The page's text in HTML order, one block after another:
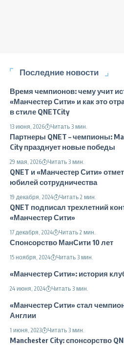
Последние новости
Время чемпионов: чему учит
«Манчестер Сити» и как это
в стиле QNETCity
13 июня, 2026 Читать 3 мин.
Партнеры QNET – чемпионы:
City празднует новые победы
29 мая, 2026 Читать 3 мин.
QNET и «Манчестер Сити»
юбилей сотрудничества
19 декабря, 2024 Читать 2 мин.
QNET подписал трехлетний
«Манчестер Сити»
17 декабря, 2024 Читать 2 мин.
Спонсорство МанСити 10 лет
15 ноября, 2024 Читать 3 мин.
«Манчестер Сити»: история
24 июня, 2024 Читать 3 мин.
«Манчестер Сити» стал
Англии
1 июня, 2023 Читать 3 мин.
Manchester City: спонсорство